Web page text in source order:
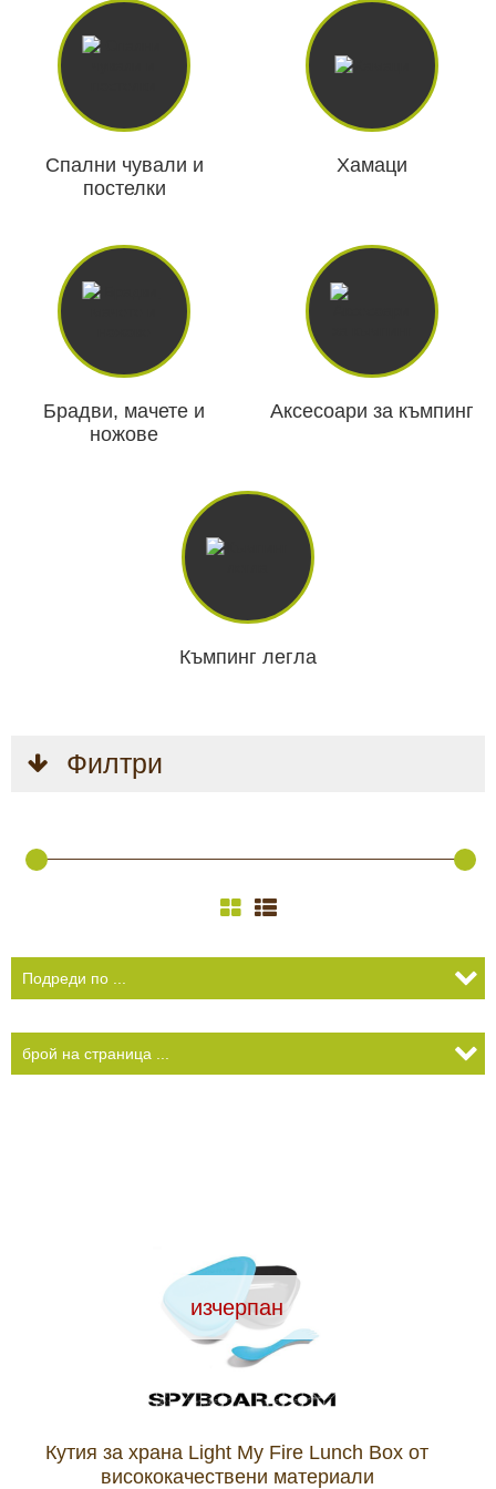
Видеорегистратори
За подаръци
Архивни продукти
Спални чували и
постелки
Хамаци
Брадви, мачете и
ножове
Аксесоари за къмпинг
Къмпинг легла
Филтри
изчерпан
Кутия за храна Light My Fire Lunch Box от
висококачествени материали